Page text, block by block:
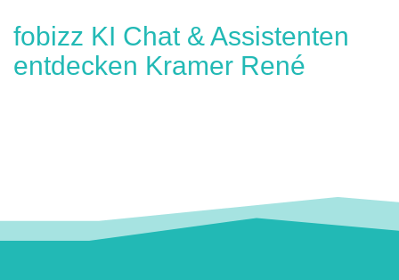
fobizz KI Chat & Assistenten
entdecken Kramer René